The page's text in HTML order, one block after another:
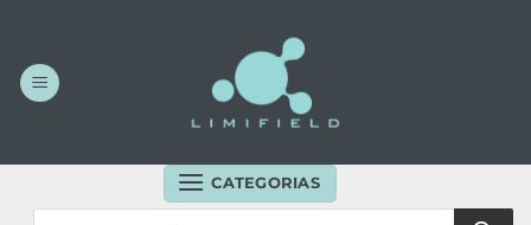
content
CATEGORIAS
Products